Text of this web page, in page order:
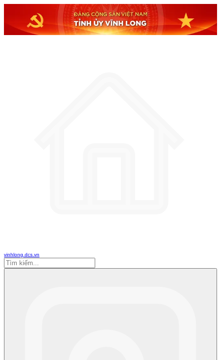
vinhlong.dcs.vn